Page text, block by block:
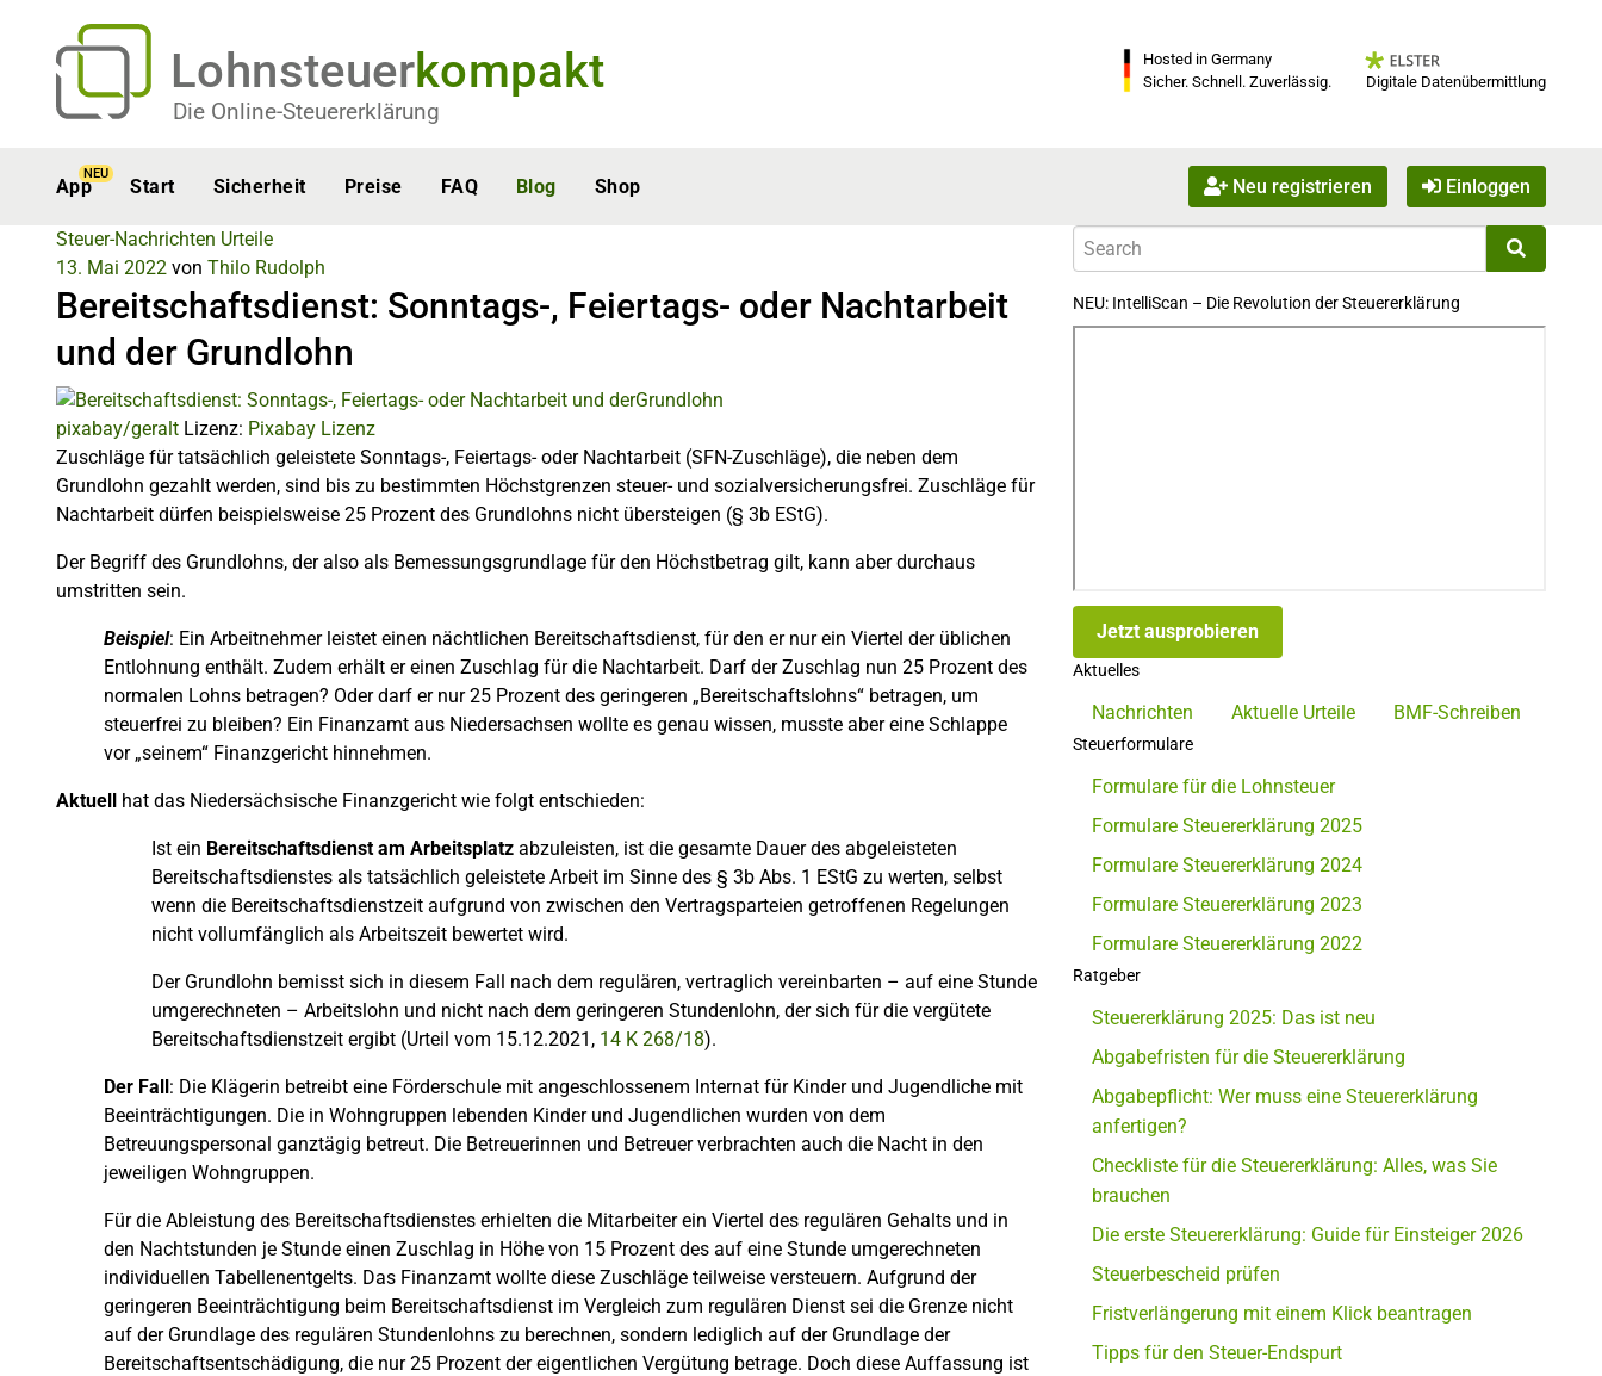
Lohnsteuerkompakt
Die Online-Steuererklärung
Hosted in Germany
Sicher. Schnell. Zuverlässig.
Digitale Datenübermittlung
App
NEU
Start Sicherheit Preise FAQ Blog Shop Neu registrieren Einloggen
Steuer-Nachrichten Urteile
13. Mai 2022 von Thilo Rudolph
Bereitschaftsdienst: Sonntags-, Feiertags- oder Nachtarbeit
und der Grundlohn
pixabay/geralt Lizenz: Pixabay Lizenz
Zuschläge für tatsächlich geleistete Sonntags-, Feiertags- oder Nachtarbeit (SFN-Zuschläge), die neben dem
Grundlohn gezahlt werden, sind bis zu bestimmten Höchstgrenzen steuer- und sozialversicherungsfrei. Zuschläge für
Nachtarbeit dürfen beispielsweise 25 Prozent des Grundlohns nicht übersteigen (§ 3b EStG).
Der Begriff des Grundlohns, der also als Bemessungsgrundlage für den Höchstbetrag gilt, kann aber durchaus
umstritten sein.
Beispiel: Ein Arbeitnehmer leistet einen nächtlichen Bereitschaftsdienst, für den er nur ein Viertel der üblichen
Entlohnung enthält. Zudem erhält er einen Zuschlag für die Nachtarbeit. Darf der Zuschlag nun 25 Prozent des
normalen Lohns betragen? Oder darf er nur 25 Prozent des geringeren „Bereitschaftslohns“ betragen, um
steuerfrei zu bleiben? Ein Finanzamt aus Niedersachsen wollte es genau wissen, musste aber eine Schlappe
vor „seinem“ Finanzgericht hinnehmen.
Aktuell hat das Niedersächsische Finanzgericht wie folgt entschieden:
Ist ein Bereitschaftsdienst am Arbeitsplatz abzuleisten, ist die gesamte Dauer des abgeleisteten
Bereitschaftsdienstes als tatsächlich geleistete Arbeit im Sinne des § 3b Abs. 1 EStG zu werten, selbst
wenn die Bereitschaftsdienstzeit aufgrund von zwischen den Vertragsparteien getroffenen Regelungen
nicht vollumfänglich als Arbeitszeit bewertet wird.
Der Grundlohn bemisst sich in diesem Fall nach dem regulären, vertraglich vereinbarten – auf eine Stunde
umgerechneten – Arbeitslohn und nicht nach dem geringeren Stundenlohn, der sich für die vergütete
Bereitschaftsdienstzeit ergibt (Urteil vom 15.12.2021, 14 K 268/18).
Der Fall: Die Klägerin betreibt eine Förderschule mit angeschlossenem Internat für Kinder und Jugendliche mit
Beeinträchtigungen. Die in Wohngruppen lebenden Kinder und Jugendlichen wurden von dem
Betreuungspersonal ganztägig betreut. Die Betreuerinnen und Betreuer verbrachten auch die Nacht in den
jeweiligen Wohngruppen.
Für die Ableistung des Bereitschaftsdienstes erhielten die Mitarbeiter ein Viertel des regulären Gehalts und in
den Nachtstunden je Stunde einen Zuschlag in Höhe von 15 Prozent des auf eine Stunde umgerechneten
individuellen Tabellenentgelts. Das Finanzamt wollte diese Zuschläge teilweise versteuern. Aufgrund der
geringeren Beeinträchtigung beim Bereitschaftsdienst im Vergleich zum regulären Dienst sei die Grenze nicht
auf der Grundlage des regulären Stundenlohns zu berechnen, sondern lediglich auf der Grundlage der
Bereitschaftsentschädigung, die nur 25 Prozent der eigentlichen Vergütung betrage. Doch diese Auffassung ist
NEU: IntelliScan – Die Revolution der Steuererklärung
Jetzt ausprobieren
Aktuelles
Nachrichten Aktuelle Urteile BMF-Schreiben
Steuerformulare
Formulare für die Lohnsteuer
Formulare Steuererklärung 2025
Formulare Steuererklärung 2024
Formulare Steuererklärung 2023
Formulare Steuererklärung 2022
Ratgeber
Steuererklärung 2025: Das ist neu
Abgabefristen für die Steuererklärung
Abgabepflicht: Wer muss eine Steuererklärung
anfertigen?
Checkliste für die Steuererklärung: Alles, was Sie
brauchen
Die erste Steuererklärung: Guide für Einsteiger 2026
Steuerbescheid prüfen
Fristverlängerung mit einem Klick beantragen
Tipps für den Steuer-Endspurt